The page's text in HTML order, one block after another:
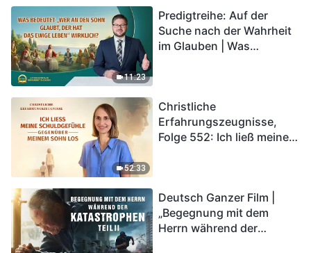
11:23
Predigtreihe: Auf der
Suche nach der Wahrheit
im Glauben | Was
52:33
Christliche
Erfahrungszeugnisse,
Folge 552: Ich ließ meine
Deutsch Ganzer Film |
„Begegnung mit dem
Herrn während der